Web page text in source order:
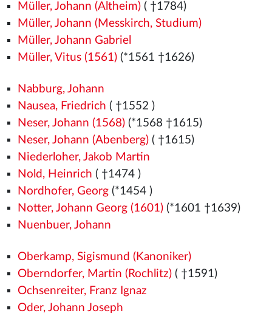
Müller, Johann (Altheim)( †1784)
Müller, Johann (Messkirch, Studium)
Müller, Johann Gabriel
Müller, Vitus (1561)(*1561 †1626)
Nabburg, Johann
Nausea, Friedrich ( †1552 )
Neser, Johann (1568)(*1568 †1615)
Neser, Johann (Abenberg)( †1615)
Niederloher, Jakob Martin
Nold, Heinrich ( †1474 )
Nordhofer, Georg(*1454 )
Notter, Johann Georg (1601)(*1601 †1639)
Nuenbuer, Johann
Oberkamp, Sigismund (Kanoniker)
Oberndorfer, Martin (Rochlitz)( †1591)
Ochsenreiter, Franz Ignaz
Oder, Johann Joseph